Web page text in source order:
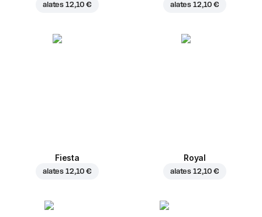
alates 12,10 € alates 12,10 €
Fiesta
alates 12,10 €
Royal
alates 12,10 €